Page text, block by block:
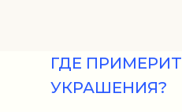
ГДЕ
УКРАШЕНИЯ?